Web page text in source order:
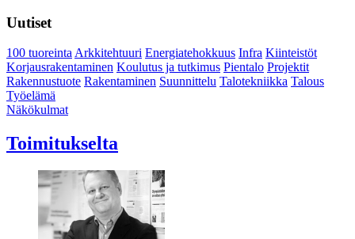
Uutiset
100 tuoreintaArkkitehtuuri Energiatehokkuus Infra Kiinteistöt
Korjausrakentaminen Koulutus ja tutkimus Pientalo Projektit
Rakennustuote Rakentaminen Suunnittelu Talotekniikka Talous
Työelämä
Näkökulmat
Toimitukselta